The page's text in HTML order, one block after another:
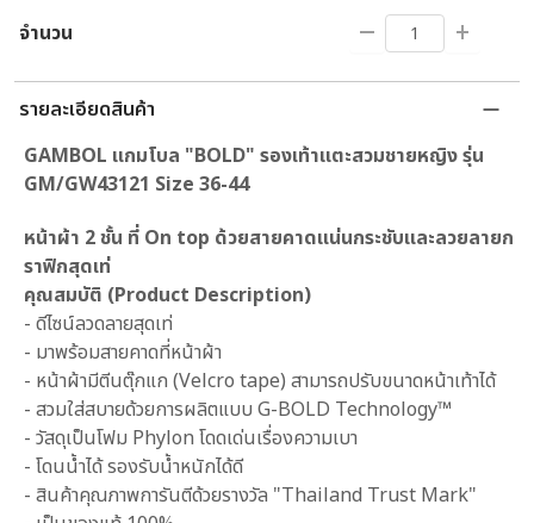
จำนวน
รายละเอียดสินค้า
GAMBOL แกมโบล "BOLD" รองเท้าแตะสวมชายหญิง รุ่น
GM/GW43121 Size 36-44
หน้าผ้า 2 ชั้น ที่ On top ด้วยสายคาดแน่นกระชับและลวยลายก
ราฟิกสุดเท่
คุณสมบัติ (Product Description)
- ดีไซน์ลวดลายสุดเท่
- มาพร้อมสายคาดที่หน้าผ้า
- หน้าผ้ามีตีนตุ๊กแก (Velcro tape) สามารถปรับขนาดหน้าเท้าได้
- สวมใส่สบายด้วยการผลิตแบบ G-BOLD Technology™
- วัสดุเป็นโฟม Phylon โดดเด่นเรื่องความเบา
- โดนน้ำได้ รองรับน้ำหนักได้ดี
- สินค้าคุณภาพการันตีด้วยรางวัล "Thailand Trust Mark"